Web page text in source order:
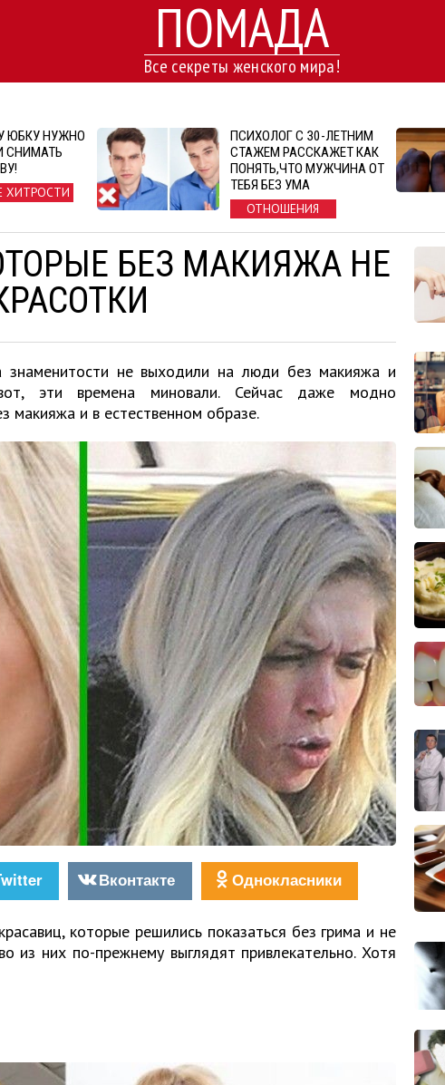
ПОМАДА
Все секреты женского мира!
ЮБКУ НУЖНО
СНИМАТЬ
ХИТРОСТИ
ПСИХОЛОГ С 30-ЛЕТНИМ
СТАЖЕМ РАССКАЖЕТ КАК
ПОНЯТЬ,ЧТО МУЖЧИНА ОТ
ТЕБЯ БЕЗ УМА
ОТНОШЕНИЯ
БЕЗ МАКИЯЖА НЕ
знаменитости не выходили на люди без макияжа и
эти времена миновали. Сейчас даже модно
макияжа и в естественном образе.
Вконтакте Однокласники
которые решились показаться без грима и не
из них по-прежнему выглядят привлекательно. Хотя